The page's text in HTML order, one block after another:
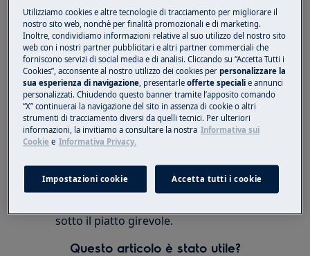
forni a microonde
Risoluzione:
Verificare che il supporto del piatto
girevole sia collegato correttamente
all'unità.
Controllare che il contenitore non si
estenda oltre il bordo del piatto girevole.
il bordo del piatto girevole impedendogli di
sotto il piatto girevole.
Questo articolo è stato utile?
Utilizziamo cookies e altre tecnologie di tracciamento per migliorare il
nostro sito web, nonchè per finalità promozionali e di marketing.
Inoltre, condividiamo informazioni relative al suo utilizzo del nostro sito
web con i nostri partner pubblicitari e altri partner commerciali che
forniscono servizi di social media e di analisi. Cliccando su “Accetta Tutti i
Cookies”, acconsente al nostro utilizzo dei cookies perpersonalizzare la
sua esperienza di navigazione, presentarleofferte speciali e annunci
personalizzati. Chiudendo questo banner tramite l’apposito comando
“X” continuerai la navigazione del sito in assenza di cookie o altri
strumenti di tracciamento diversi da quelli tecnici. Per ulteriori
informazioni, la invitiamo a consultare la nostra Informativa sui
Cookie e Informativa Privacy.
Impostazioni cookie Accetta tutti i cookie